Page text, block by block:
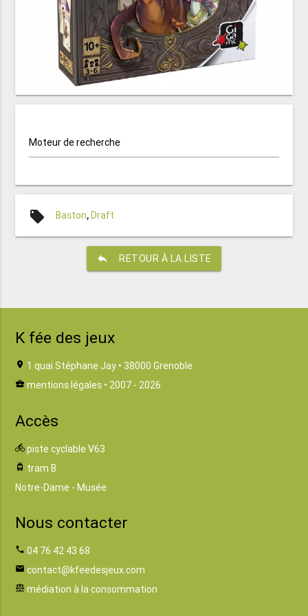
Moteur de recherche
local_offer Baston,Draft
reply RETOUR À LA LISTE
K fée des jeux
location_on 1 quai Stéphane Jay • 38000 Grenoble
business_center mentions légales • 2007 - 2026
Accès
directions_bike piste cyclable V63
tram tram B
Notre-Dame - Musée
Nous contacter
phone 04 76 42 43 68
email contact@kfeedesjeux.com
balance médiation à la consommation